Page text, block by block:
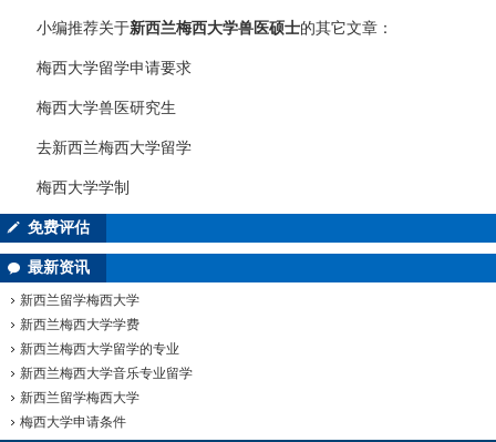
小编推荐关于新西兰梅西大学兽医硕士的其它文章：
梅西大学留学申请要求
梅西大学兽医研究生
去新西兰梅西大学留学
梅西大学学制
免费评估
最新资讯
新西兰留学梅西大学
新西兰梅西大学学费
新西兰梅西大学留学的专业
新西兰梅西大学音乐专业留学
新西兰留学梅西大学
梅西大学申请条件